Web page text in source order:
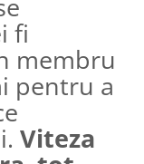
fi
membru
pentru a
Viteza